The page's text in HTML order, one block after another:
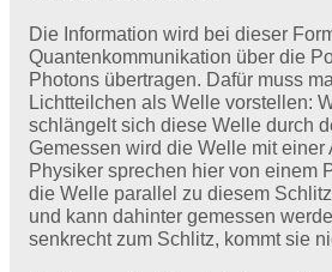
Die Information wird bei dieser
Quantenkommunikation über die
Photons übertragen. Dafür muss
Lichtteilchen als Welle vorstellen:
schlängelt sich diese Welle durch
Gemessen wird die Welle mit einer
Physiker sprechen hier von einem
die Welle parallel zu diesem
und kann dahinter gemessen
senkrecht zum Schlitz, kommt sie